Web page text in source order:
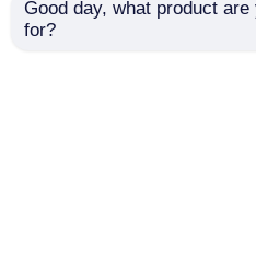
Good day, what product are
for?